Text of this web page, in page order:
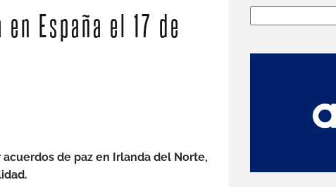
España el 17 de
de paz en Irlanda del Norte,